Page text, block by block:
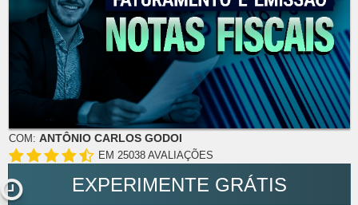
COM: ANTÔNIO CARLOS GODOI
EM 25038 AVALIAÇÕES
EXPERIMENTE GRÁTIS